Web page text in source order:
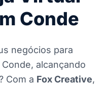
Conde
negócios para
alcançando
Com a Fox Creative,